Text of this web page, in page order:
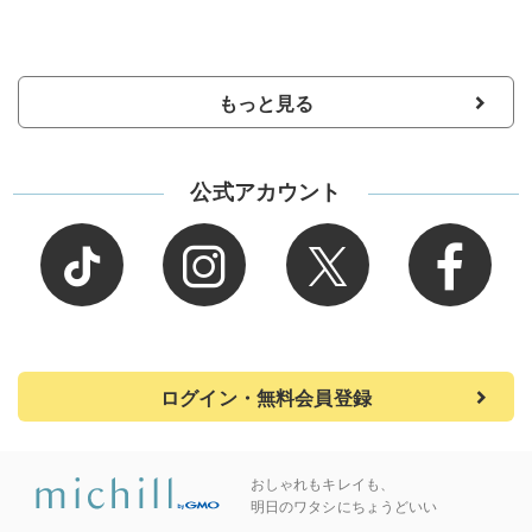
もっと見る
公式アカウント
ログイン・無料会員登録
おしゃれもキレイも、
明日のワタシにちょうどいい